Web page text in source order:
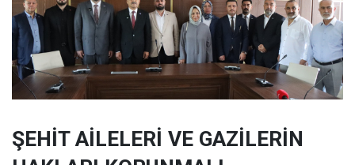
ŞEHİT AİLELERİ VE GAZİLERİN